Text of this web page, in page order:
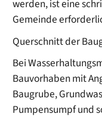
werden, ist eine
Gemeinde
Querschnitt der
Bei
Bauvorhaben mit
Baugrube,
Pumpensumpf und